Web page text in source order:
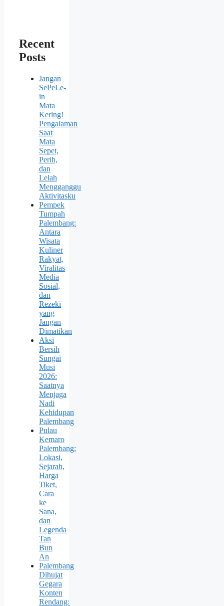
Recent
Posts
Jangan
SePeLe-
in
Mata
Kering!
Pengalaman
Saat
Mata
Sepet,
Perih,
dan
Lelah
Mengganggu
Aktivitasku
Pempek
Tumpah
Palembang:
Antara
Wisata
Kuliner
Rakyat,
Viralitas
Media
Sosial,
dan
Rezeki
yang
Jangan
Dimatikan
Aksi
Bersih
Sungai
Musi
2026:
Saatnya
Menjaga
Nadi
Kehidupan
Palembang
Pulau
Kemaro
Palembang:
Lokasi,
Sejarah,
Harga
Tiket,
Cara
ke
Sana,
dan
Legenda
Tan
Bun
An
Palembang
Dihujat
Gegara
Konten
Rendang: